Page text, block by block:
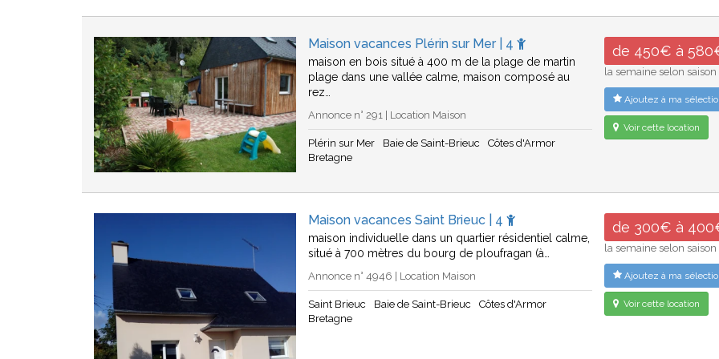
Maison vacances Plérin sur Mer | 4
maison en bois situé à 400 m de la plage de martin
plage dans une vallée calme, maison composé au
rez…
Annonce n° 291 | Location Maison
Plérin sur Mer Baie de Saint-Brieuc
Côtes d'Armor
Bretagne
de 450€ à
la semaine selon saison
Ajoutez à ma
Voir cette location
Maison vacances Saint Brieuc | 4
maison individuelle dans un quartier résidentiel calme,
situé à 700 mètres du bourg de ploufragan (à…
Annonce n° 4946 | Location Maison
Saint Brieuc Baie de Saint-Brieuc
Côtes d'Armor
Bretagne
de 300€ à
la semaine selon saison
Ajoutez à ma
Voir cette location